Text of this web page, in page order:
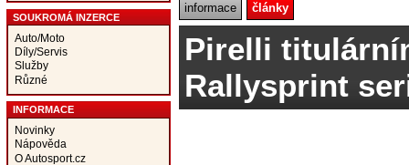
SOUKROMÁ INZERCE
Auto/Moto
Díly/Servis
Služby
Různé
INFORMACE
Novinky
Nápověda
O Autosport.cz
informace články
Pirelli
Rallysprint